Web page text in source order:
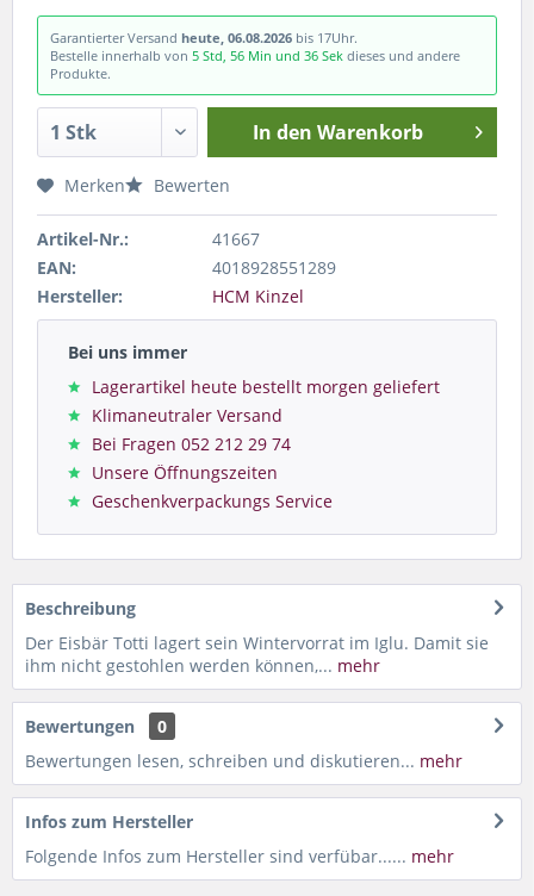
Garantierter Versand heute, 06.08.2026 bis 17Uhr.
Bestelle innerhalb von 5 Std, 56 Min und 36 Sek dieses und andere
Produkte.
In den Warenkorb
Merken Bewerten
Artikel-Nr.:
41667
EAN:
4018928551289
Hersteller:
HCM Kinzel
Bei uns immer
Lagerartikel heute bestellt morgen geliefert
Klimaneutraler Versand
Bei Fragen 052 212 29 74
Unsere Öffnungszeiten
Geschenkverpackungs Service
Beschreibung
Der Eisbär Totti lagert sein Wintervorrat im Iglu. Damit sie
ihm nicht gestohlen werden können,... mehr
Bewertungen
0
Bewertungen lesen, schreiben und diskutieren... mehr
Infos zum Hersteller
Folgende Infos zum Hersteller sind verfübar...... mehr